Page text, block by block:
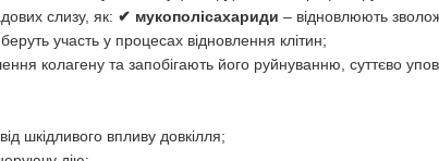
слизу, як: ✔ мукополісахариди – відновлюють
участь у процесах відновлення клітин;
колагену та запобігають його руйнуванню, суттєво
шкідливого впливу довкілля;